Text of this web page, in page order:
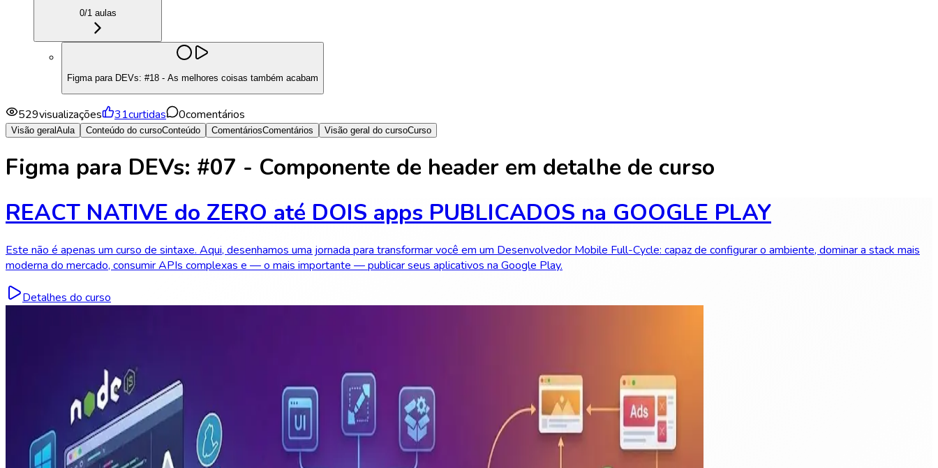
0/1aulas
Figma para DEVs: #18 - As melhores coisas também acabam
529visualizações 31curtidas 0comentários
Visão geralAula Conteúdo do cursoConteúdo ComentáriosComentários Visão geral do cursoCurso
Figma para DEVs: #07 - Componente de header em detalhe de curso
REACT NATIVE do ZERO até DOIS apps PUBLICADOS na GOOGLE PLAY
Este não é apenas um curso de sintaxe. Aqui, desenhamos uma jornada para transformar você em um Desenvolvedor Mobile Full-Cycle: capaz de configurar o ambiente, dominar a stack mais
moderna do mercado, consumir APIs complexas e — o mais importante — publicar seus aplicativos na Google Play.
Detalhes do curso